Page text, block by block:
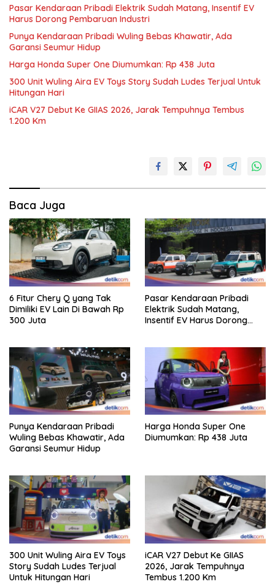
Pasar Kendaraan Pribadi Elektrik Sudah Matang, Insentif EV
Harus Dorong Pembaruan Industri
Punya Kendaraan Pribadi Wuling Bebas Khawatir, Ada
Garansi Seumur Hidup
Harga Honda Super One Diumumkan: Rp 438 Juta
300 Unit Wuling Aira EV Toys Story Sudah Ludes Terjual Untuk
Hitungan Hari
iCAR V27 Debut Ke GIIAS 2026, Jarak Tempuhnya Tembus
1.200 Km
Baca Juga
6 Fitur Chery Q yang Tak
Dimiliki EV Lain Di Bawah Rp
300 Juta
Pasar Kendaraan Pribadi
Elektrik Sudah Matang,
Insentif EV Harus Dorong
Punya Kendaraan Pribadi
Wuling Bebas Khawatir, Ada
Garansi Seumur Hidup
Harga Honda Super One
Diumumkan: Rp 438 Juta
300 Unit Wuling Aira EV Toys
Story Sudah Ludes Terjual
Untuk Hitungan Hari
iCAR V27 Debut Ke GIIAS
2026, Jarak Tempuhnya
Tembus 1.200 Km